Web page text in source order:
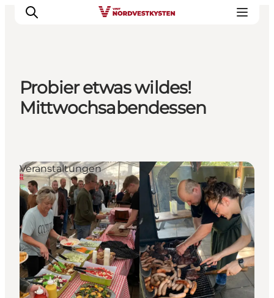
Urlaubsorte
Mach deine Urlaubsplanung
Probier etwas wildes!
Mittwochsabendessen
Veranstaltungen